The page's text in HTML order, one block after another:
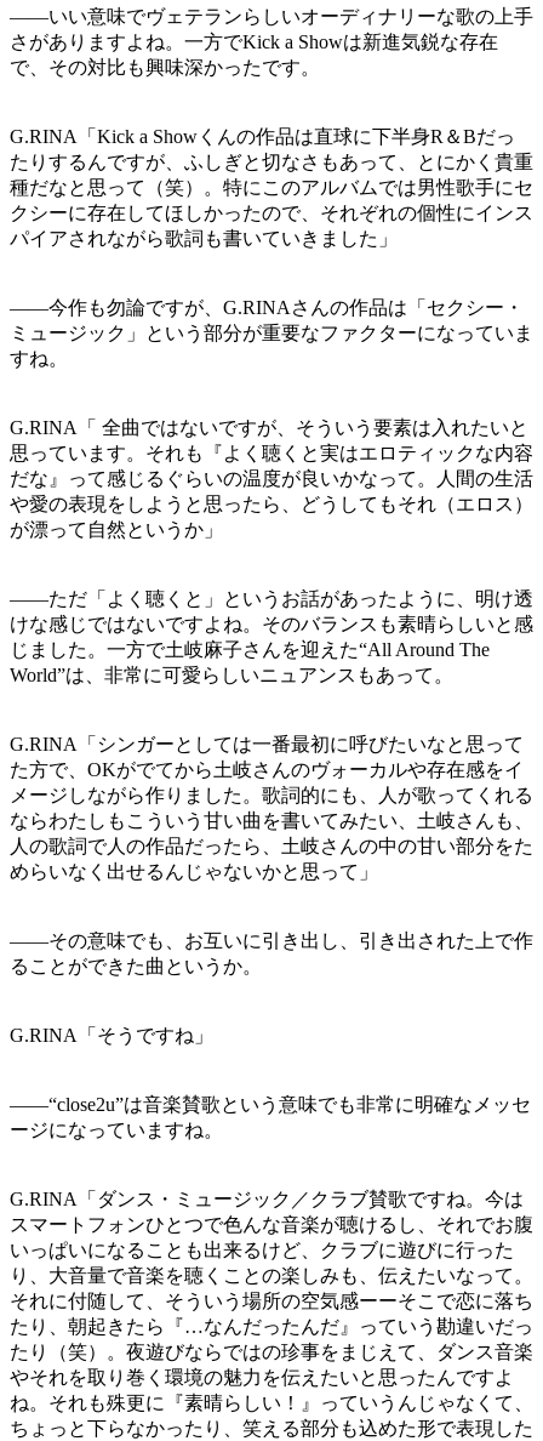
——いい意味でヴェテランらしいオーディナリーな歌の上手
さがありますよね。一方でKick a Showは新進気鋭な存在
で、その対比も興味深かったです。
G.RINA「Kick a Showくんの作品は直球に下半身R＆Bだっ
たりするんですが、ふしぎと切なさもあって、とにかく貴重
種だなと思って（笑）。特にこのアルバムでは男性歌手にセ
クシーに存在してほしかったので、それぞれの個性にインス
パイアされながら歌詞も書いていきました」
——今作も勿論ですが、G.RINAさんの作品は「セクシー・
ミュージック」という部分が重要なファクターになっていま
すね。
G.RINA「 全曲ではないですが、そういう要素は入れたいと
思っています。それも『よく聴くと実はエロティックな内容
だな』って感じるぐらいの温度が良いかなって。人間の生活
や愛の表現をしようと思ったら、どうしてもそれ（エロス）
が漂って自然というか」
——ただ「よく聴くと」というお話があったように、明け透
けな感じではないですよね。そのバランスも素晴らしいと感
じました。一方で土岐麻子さんを迎えた“All Around The
World”は、非常に可愛らしいニュアンスもあって。
G.RINA「シンガーとしては一番最初に呼びたいなと思って
た方で、OKがでてから土岐さんのヴォーカルや存在感をイ
メージしながら作りました。歌詞的にも、人が歌ってくれる
ならわたしもこういう甘い曲を書いてみたい、土岐さんも、
人の歌詞で人の作品だったら、土岐さんの中の甘い部分をた
めらいなく出せるんじゃないかと思って」
——その意味でも、お互いに引き出し、引き出された上で作
ることができた曲というか。
G.RINA「そうですね」
——“close2u”は音楽賛歌という意味でも非常に明確なメッセ
ージになっていますね。
G.RINA「ダンス・ミュージック／クラブ賛歌ですね。今は
スマートフォンひとつで色んな音楽が聴けるし、それでお腹
いっぱいになることも出来るけど、クラブに遊びに行った
り、大音量で音楽を聴くことの楽しみも、伝えたいなって。
それに付随して、そういう場所の空気感ーーそこで恋に落ち
たり、朝起きたら『…なんだったんだ』っていう勘違いだっ
たり（笑）。夜遊びならではの珍事をまじえて、ダンス音楽
やそれを取り巻く環境の魅力を伝えたいと思ったんですよ
ね。それも殊更に『素晴らしい！』っていうんじゃなくて、
ちょっと下らなかったり、笑える部分も込めた形で表現した